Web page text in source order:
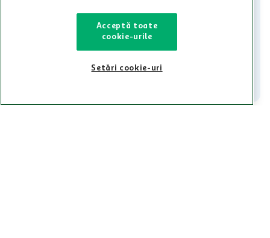
Contacteaza-ne!
Iti stam mereu la dispozitie.
021-9141 contact@auchan.ro
Acceptă toate
cookie-urile
Setări cookie-uri